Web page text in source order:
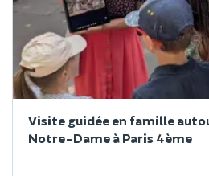
Visite guidée en famille
Notre-Dame à Paris 4ème